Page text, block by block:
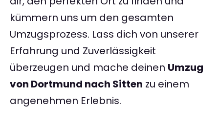
kümmern uns um den gesamten
Umzugsprozess. Lass dich von unserer
Erfahrung und Zuverlässigkeit
überzeugen und mache deinen Umzug
von Dortmund nach Sitten zu einem
angenehmen Erlebnis.